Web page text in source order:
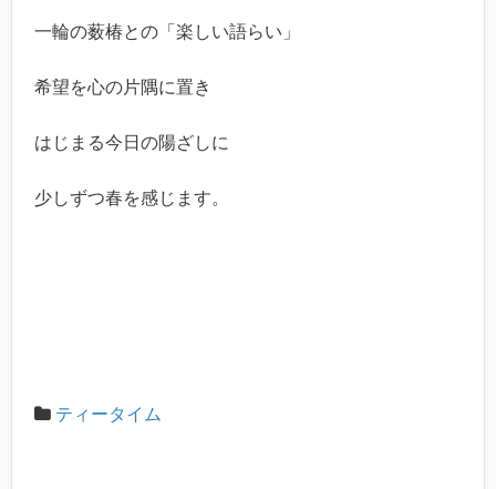
一輪の薮椿との「楽しい語らい」
希望を心の片隅に置き
はじまる今日の陽ざしに
少しずつ春を感じます。
ティータイム